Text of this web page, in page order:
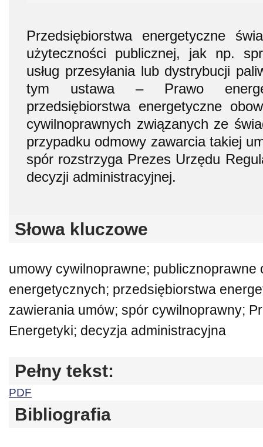
Przedsiębiorstwa energetyczne
użyteczności publicznej, jak np.
usług przesyłania lub dystrybucji
tym ustawa – Prawo
przedsiębiorstwa energetyczne
cywilnoprawnych związanych ze
przypadku odmowy zawarcia takiej
spór rozstrzyga Prezes Urzędu
decyzji administracyjnej.
Słowa kluczowe
umowy cywilnoprawne;
energetycznych; przedsiębiorstwa
zawierania umów; spór cywilnoprawny;
Energetyki; decyzja administracyjna
Pełny tekst:
PDF
Bibliografia